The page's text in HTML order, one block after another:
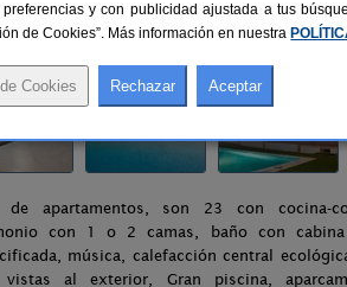
de apartamentos, son 23 con cocina-
con 1 o 2 camas, baño con cabina
música, calefacción central
al exterior, Gran piscina,
y con publicidad ajustada a tus
de Cookies”. Más información en nuestra